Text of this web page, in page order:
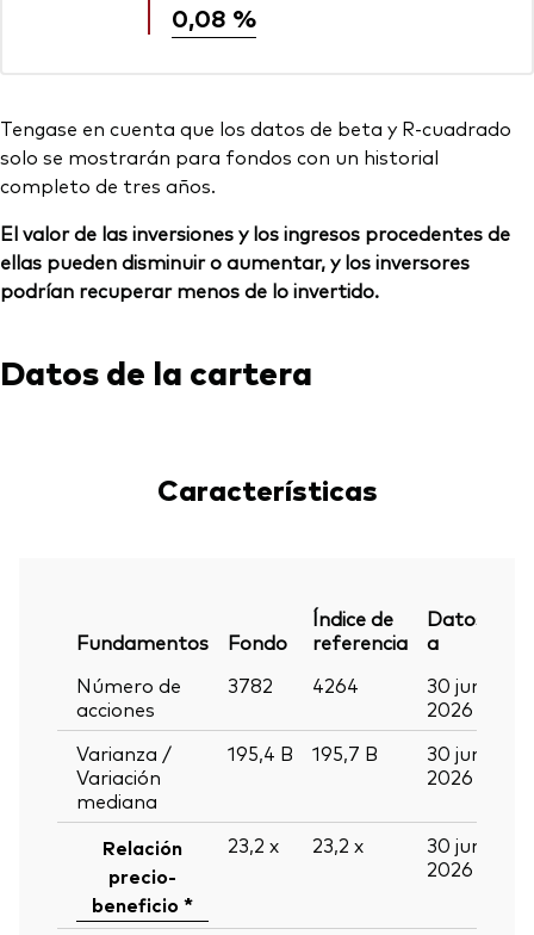
0,08 %
Tengase en cuenta que los datos de beta y R-cuadrado
solo se mostrarán para fondos con un historial
completo de tres años.
El valor de las inversiones y los ingresos procedentes de
ellas pueden disminuir o aumentar, y los inversores
podrían recuperar menos de lo invertido.
Datos de la cartera
Características
Fundamentos Fondo
Índice de
referencia
Datos
a
Número de
acciones
3782 4264
30 jun
2026
Varianza /
Variación
mediana
195,4 B 195,7 B
30 jun
2026
Relación
precio-
beneficio *
23,2 x 23,2 x
30 jun
2026